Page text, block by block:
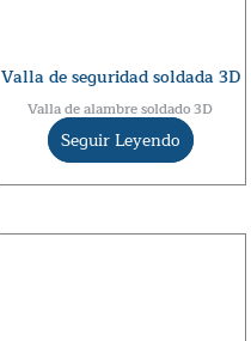
Valla de seguridad soldada 3D
Valla de alambre soldado 3D
Seguir Leyendo